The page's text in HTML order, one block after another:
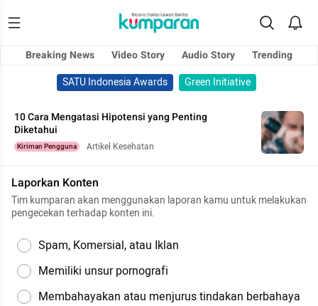
Breaking News Video Story Audio Story
Trending
SATU Indonesia Awards
Green Initiative
10 Cara Mengatasi Hipotensi yang Penting
Diketahui
Kiriman Pengguna Artikel Kesehatan
Laporkan Konten
Tim kumparan akan menggunakan laporan kamu untuk melakukan
pengecekan terhadap konten ini.
Spam, Komersial, atau Iklan
Memiliki unsur pornografi
Membahayakan atau menjurus tindakan berbahaya